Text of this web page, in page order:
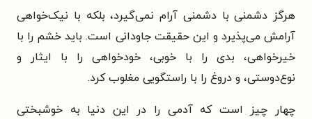
هرگز دشمنی با دشمنی آرام نمی‌گیرد، بلکه با نیک‌خواهی
آرامش می‌پذیرد و این حقیقت جاودانی است. باید خشم را با
خیرخواهی، بدی را با خوبی، خودخواهی را با ایثار و
نوع‌دوستی، و دروغ را با راستگویی مغلوب کرد.
چهار چیز است که آدمی را در این دنیا به خوشبختی